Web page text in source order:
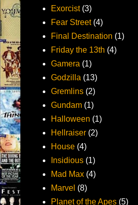
Exorcist (3)
Fear Street (4)
Final Destination (1)
Friday the 13th (4)
Gamera (1)
Godzilla (13)
Gremlins (2)
Gundam (1)
Halloween (1)
Hellraiser (2)
House (4)
Insidious (1)
Mad Max (4)
Marvel (8)
Planet of the Apes (5)